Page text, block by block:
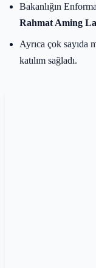
Bakanlığın
Rahmat Aming
Ayrıca çok sayıda
katılım sağladı.